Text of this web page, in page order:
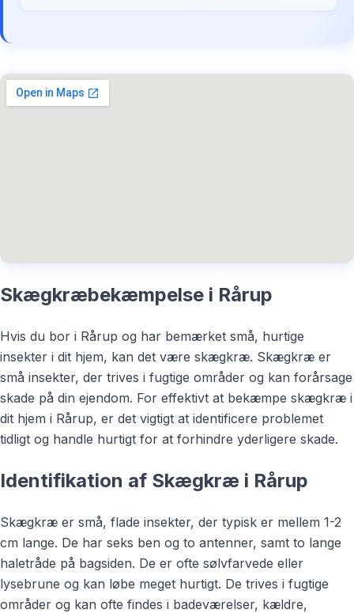
Skægkræbekæmpelse i Rårup
Hvis du bor i Rårup og har bemærket små, hurtige
insekter i dit hjem, kan det være skægkræ. Skægkræ er
små insekter, der trives i fugtige områder og kan forårsage
skade på din ejendom. For effektivt at bekæmpe skægkræ i
dit hjem i Rårup, er det vigtigt at identificere problemet
tidligt og handle hurtigt for at forhindre yderligere skade.
Identifikation af Skægkræ i Rårup
Skægkræ er små, flade insekter, der typisk er mellem 1-2
cm lange. De har seks ben og to antenner, samt to lange
haletråde på bagsiden. De er ofte sølvfarvede eller
lysebrune og kan løbe meget hurtigt. De trives i fugtige
områder og kan ofte findes i badeværelser, kældre,